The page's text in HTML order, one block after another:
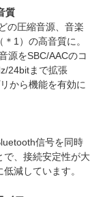
質
の圧縮音源、音楽
1）の高音質に。
源をSBC/AACのコ
24bitまで拡張
から機能を有効に
信号を同時
で、接続安定性が大
減しています。